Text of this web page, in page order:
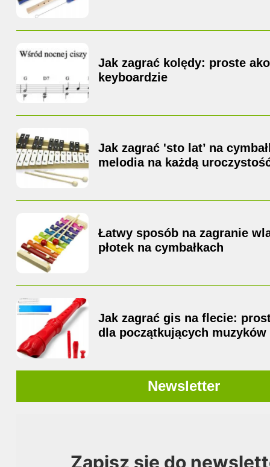
Jak zagrać kolędy: proste
keyboardzie
Jak zagrać 'sto lat’ na
melodia na każdą
Łatwy sposób na zagranie
płotek na cymbałkach
Jak zagrać gis na flecie:
dla początkujących muzyków
Newsletter
Zapisz się do